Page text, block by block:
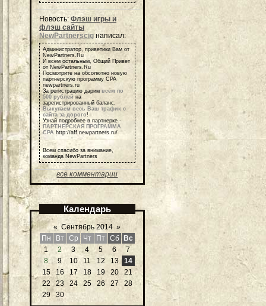
Новость: Флэш игры и
флэш сайты
NewPartnerscigнаписал:
Администратор, приветики Вам от
NewPartners.Ru
И всем остальным, Общий Привет
от NewPartners.Ru
Посмотрите на обсолютно новую
партнерскую программу СРА
newpartners.ru
За регистрацию дарим всем по
500 рублей на
зарегистрированный баланс.
Выкупаем весь Ваш трафик с
сайта за дорого!
Узнай подробнее в партнерке -
ПАРТНЕРСКАЯ ПРОГРАММА
СРА http://aff.newpartners.ru/
Всем спасибо за внимание,
команда NewPartners
все комментарии
Календарь
« Сентябрь 2014 »
Пн
Вт Ср Чт Пт Сб Вс
1
2 3 4 5 6
7
8
9 10 11 12 13
14
15
16 17 18 19 20
21
22
23 24 25 26 27
28
29
30